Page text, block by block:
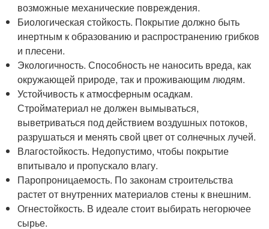
возможные механические повреждения.
Биологическая стойкость. Покрытие должно быть
инертным к образованию и распространению грибков
и плесени.
Экологичность. Способность не наносить вреда, как
окружающей природе, так и проживающим людям.
Устойчивость к атмосферным осадкам.
Стройматериал не должен вымываться,
выветриваться под действием воздушных потоков,
разрушаться и менять свой цвет от солнечных лучей.
Влагостойкость. Недопустимо, чтобы покрытие
впитывало и пропускало влагу.
Паропроницаемость. По законам строительства
растет от внутренних материалов стены к внешним.
Огнестойкость. В идеале стоит выбирать негорючее
сырье.